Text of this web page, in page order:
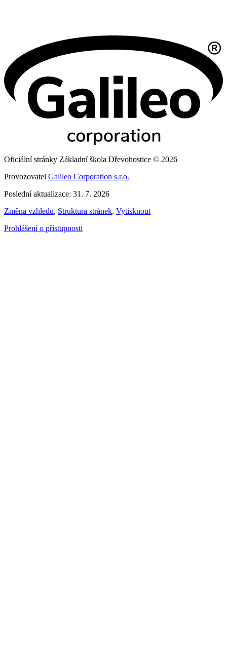
Oficiální stránky Základní škola Dřevohostice © 2026
Provozovatel Galileo Corporation s.r.o.
Poslední aktualizace: 31. 7. 2026
Změna vzhledu, Struktura stránek, Vytisknout
Prohlášení o přístupnosti